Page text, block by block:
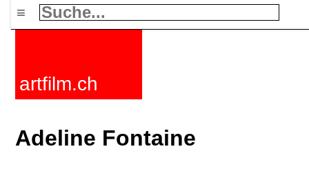
≡
artfilm.ch
Adeline Fontaine